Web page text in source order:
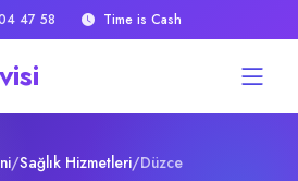
47 58 Time is Cash
/Sağlık Hizmetleri/Düzce